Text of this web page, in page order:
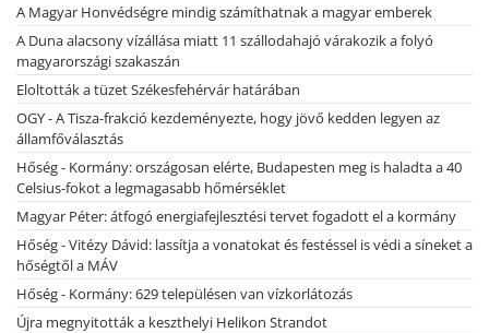
A Magyar Honvédségre mindig számíthatnak a magyar emberek
A Duna alacsony vízállása miatt 11 szállodahajó várakozik a folyó
magyarországi szakaszán
Eloltották a tüzet Székesfehérvár határában
OGY - A Tisza-frakció kezdeményezte, hogy jövő kedden legyen az
államfőválasztás
Hőség - Kormány: országosan elérte, Budapesten meg is haladta a 40
Celsius-fokot a legmagasabb hőmérséklet
Magyar Péter: átfogó energiafejlesztési tervet fogadott el a kormány
Hőség - Vitézy Dávid: lassítja a vonatokat és festéssel is védi a síneket a
hőségtől a MÁV
Hőség - Kormány: 629 településen van vízkorlátozás
Újra megnyitották a keszthelyi Helikon Strandot